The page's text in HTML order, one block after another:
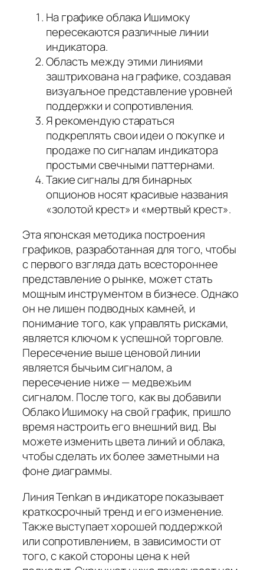
На графике облака Ишимоку
пересекаются различные линии
индикатора.
Область между этими линиями
заштрихована на графике, создавая
визуальное представление уровней
поддержки и сопротивления.
Я рекомендую стараться
подкреплять свои идеи о покупке и
продаже по сигналам индикатора
простыми свечными паттернами.
Такие сигналы для бинарных
опционов носят красивые названия
«золотой крест» и «мертвый крест».
Эта японская методика построения
графиков, разработанная для того, чтобы
с первого взгляда дать всестороннее
представление о рынке, может стать
мощным инструментом в бизнесе. Однако
он не лишен подводных камней, и
понимание того, как управлять рисками,
является ключом к успешной торговле.
Пересечение выше ценовой линии
является бычьим сигналом, а
пересечение ниже — медвежьим
сигналом. После того, как вы добавили
Облако Ишимоку на свой график, пришло
время настроить его внешний вид. Вы
можете изменить цвета линий и облака,
чтобы сделать их более заметными на
фоне диаграммы.
Линия Tenkan в индикаторе показывает
краткосрочный тренд и его изменение.
Также выступает хорошей поддержкой
или сопротивлением, в зависимости от
того, с какой стороны цена к ней